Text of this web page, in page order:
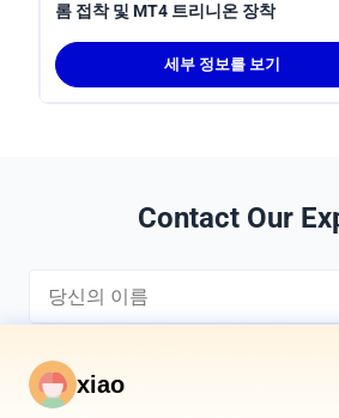
롬 접착 및 MT4 트리니온 장착
세부 정보를 보기
Contact Our
xiao